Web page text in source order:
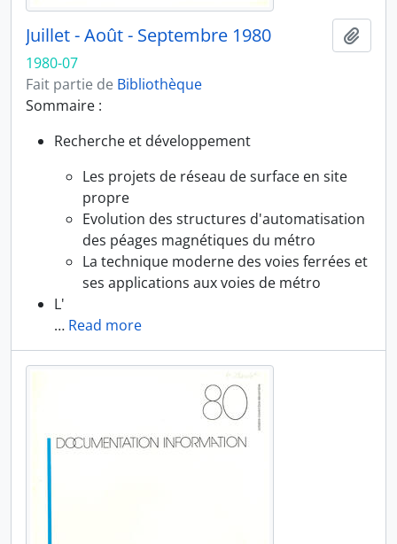
Juillet - Août - Septembre 1980
1980-07
Fait partie de Bibliothèque
Sommaire :
Recherche et développement
Les projets de réseau de surface en site
propre
Evolution des structures d'automatisation
des péages magnétiques du métro
La technique moderne des voies ferrées et
ses applications aux voies de métro
L'
… Read more